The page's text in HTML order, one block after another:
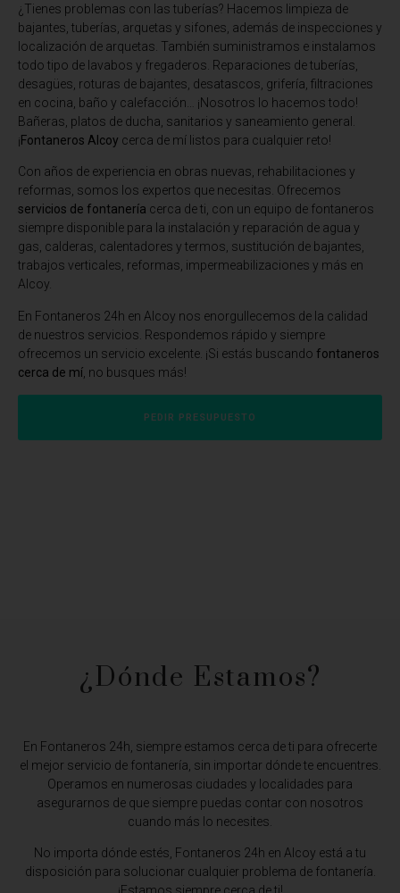
¿Tienes problemas con las tuberías? Hacemos limpieza de
bajantes, tuberías, arquetas y sifones, además de inspecciones y
localización de arquetas. También suministramos e instalamos
todo tipo de lavabos y fregaderos. Reparaciones de tuberías,
desagües, roturas de bajantes, desatascos, grifería, filtraciones
en cocina, baño y calefacción… ¡Nosotros lo hacemos todo!
Bañeras, platos de ducha, sanitarios y saneamiento general.
¡Fontaneros Alcoy cerca de mí listos para cualquier reto!
Con años de experiencia en obras nuevas, rehabilitaciones y
reformas, somos los expertos que necesitas. Ofrecemos
servicios de fontanería cerca de ti, con un equipo de fontaneros
siempre disponible para la instalación y reparación de agua y
gas, calderas, calentadores y termos, sustitución de bajantes,
trabajos verticales, reformas, impermeabilizaciones y más en
Alcoy.
En Fontaneros 24h en Alcoy nos enorgullecemos de la calidad
de nuestros servicios. Respondemos rápido y siempre
ofrecemos un servicio excelente. ¡Si estás buscando fontaneros
cerca de mí , no busques más!
PEDIR PRESUPUESTO
¿Dónde Estamos?​
En Fontaneros 24h, siempre estamos cerca de ti para ofrecerte
el mejor servicio de fontanería, sin importar dónde te encuentres.
Operamos en numerosas ciudades y localidades para
asegurarnos de que siempre puedas contar con nosotros
cuando más lo necesites.
No importa dónde estés, Fontaneros 24h en Alcoy está a tu
disposición para solucionar cualquier problema de fontanería.